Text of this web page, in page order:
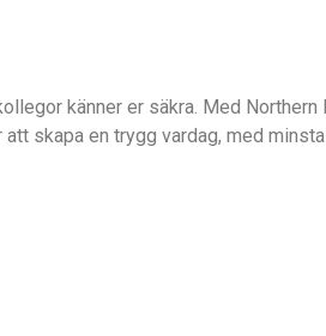
känner er säkra. Med
skapa en trygg vardag, med